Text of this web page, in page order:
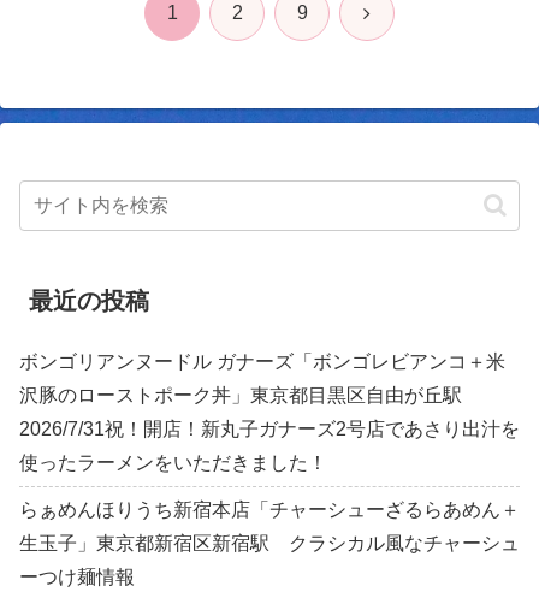
1 2 9 次
最近の投稿
ボンゴリアンヌードル ガナーズ「ボンゴレビアンコ＋米
沢豚のローストポーク丼」東京都目黒区自由が丘駅
2026/7/31祝！開店！新丸子ガナーズ2号店であさり出汁を
使ったラーメンをいただきました！
らぁめんほりうち新宿本店「チャーシューざるらあめん＋
生玉子」東京都新宿区新宿駅 クラシカル風なチャーシュ
ーつけ麺情報